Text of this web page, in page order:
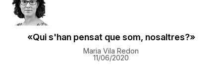
«Qui s'han pensat que som, nosaltres?»
Maria Vila Redon
11/06/2020